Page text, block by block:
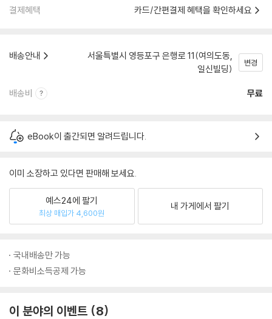
결제혜택 카드/간편결제 혜택을 확인하세요
배송안내
서울특별시 영등포구 은행로 11(여의도동,
일신빌딩)
변경
배송비 무료
eBook이 출간되면 알려드립니다.
이미 소장하고 있다면 판매해 보세요.
예스24에 팔기
최상 매입가 4,600원
내 가게에서 팔기
국내배송만 가능
문화비소득공제 가능
이 분야의 이벤트 8